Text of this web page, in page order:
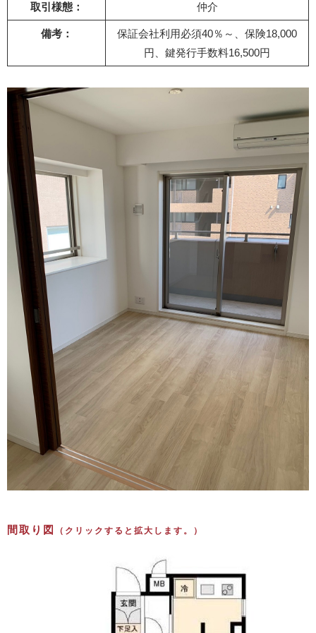
取引様態： 仲介
備考：
保証会社利用必須40％～、保険18,000
円、鍵発行手数料16,500円
間取り図 （クリックすると拡大します。）